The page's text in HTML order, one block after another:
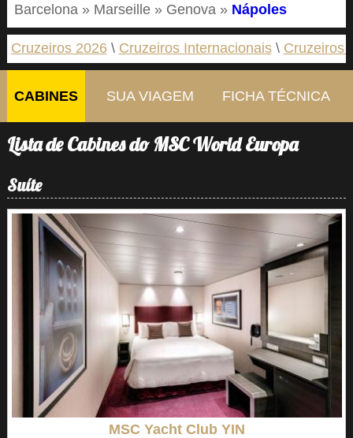
Barcelona » Marseille » Genova » Nápoles
Cruzeiros 2026 Cruzeiros Internacionais Cruzeiros
CABINES SUA VIAGEM FICHA TÉCNICA
Lista de Cabines do MSC World Europa
Suíte
MSC Yacht Club YIN